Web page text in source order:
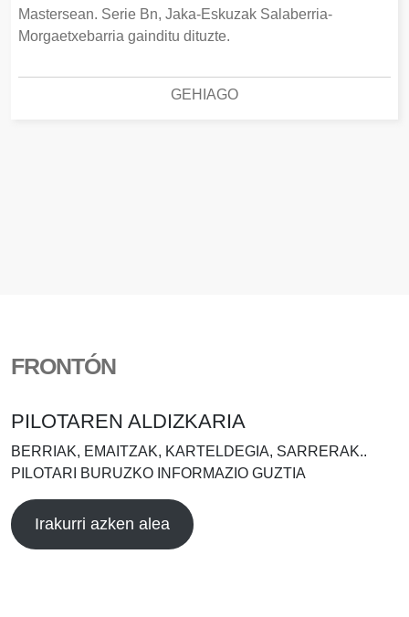
Mastersean. Serie Bn, Jaka-Eskuzak Salaberria-
Morgaetxebarria gainditu dituzte.
GEHIAGO
FRONTÓN
PILOTAREN ALDIZKARIA
BERRIAK, EMAITZAK, KARTELDEGIA, SARRERAK..
PILOTARI BURUZKO INFORMAZIO GUZTIA
Irakurri azken alea